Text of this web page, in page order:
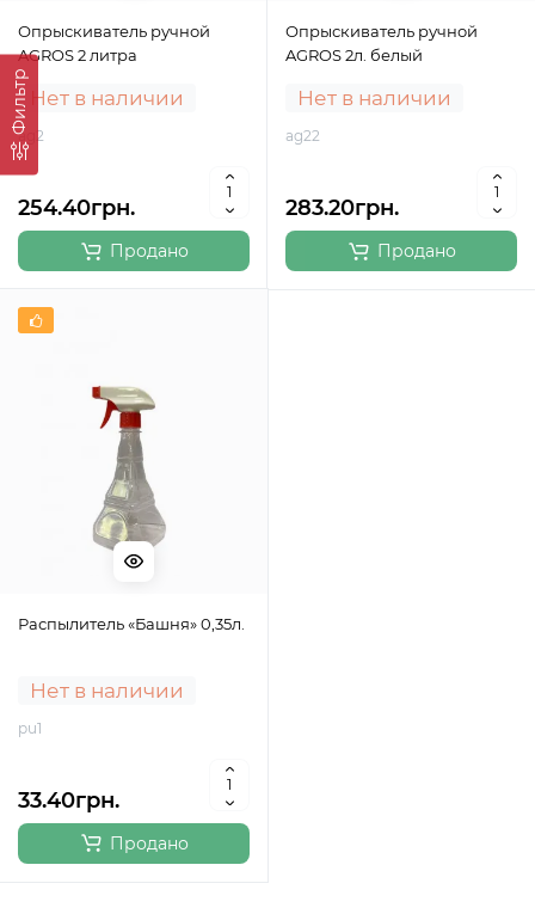
Фильтр
Опрыскиватель ручной
AGROS 2 литра
Нет в наличии
ag2
254.40грн.
Продано
Опрыскиватель ручной
AGROS 2л. белый
Нет в наличии
ag22
283.20грн.
Продано
Распылитель «Башня» 0,35л.
Нет в наличии
pu1
33.40грн.
Продано